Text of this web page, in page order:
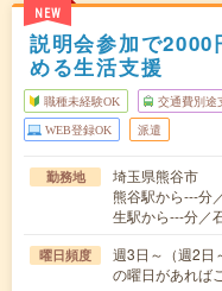
NEW
説明会参加で
める生活支援
職種未経験OK 交通費別途
WEB登録OK 派遣
勤務地
埼玉県熊谷市
熊谷駅から---分
生駅から---分／
曜日頻度
週3日～（週2日
の曜日があれば